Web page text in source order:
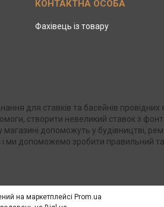
Фахівець із товару
для ставків та басейнів
створити невеликий ставок з
допоможуть у будівництві,
ми допоможемо зробити правильний
на маркетплейсі Prom.ua